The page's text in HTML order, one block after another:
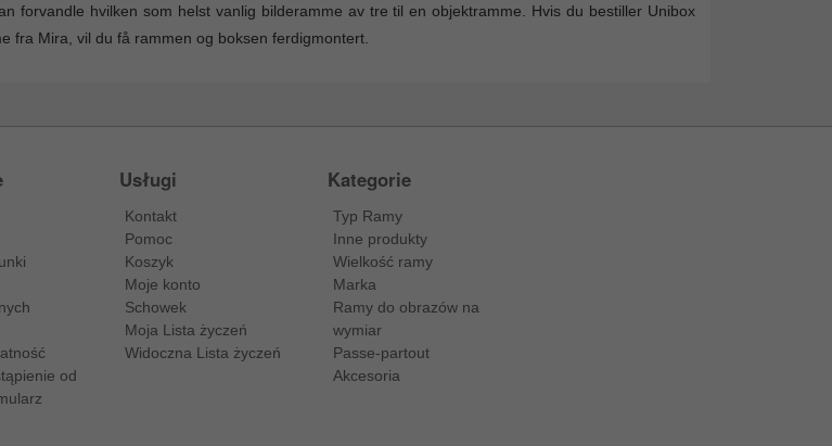
forvandle hvilken som helst vanlig bilderamme av tre til en objektramme. Hvis du bestiller Unibox
fra Mira, vil du få rammen og boksen ferdigmontert.
od
Usługi
Kontakt
Pomoc
Koszyk
Moje konto
Schowek
Moja Lista życzeń
Widoczna Lista życzeń
Kategorie
Typ Ramy
Inne produkty
Wielkość ramy
Marka
Ramy do obrazów na
wymiar
Passe-partout
Akcesoria